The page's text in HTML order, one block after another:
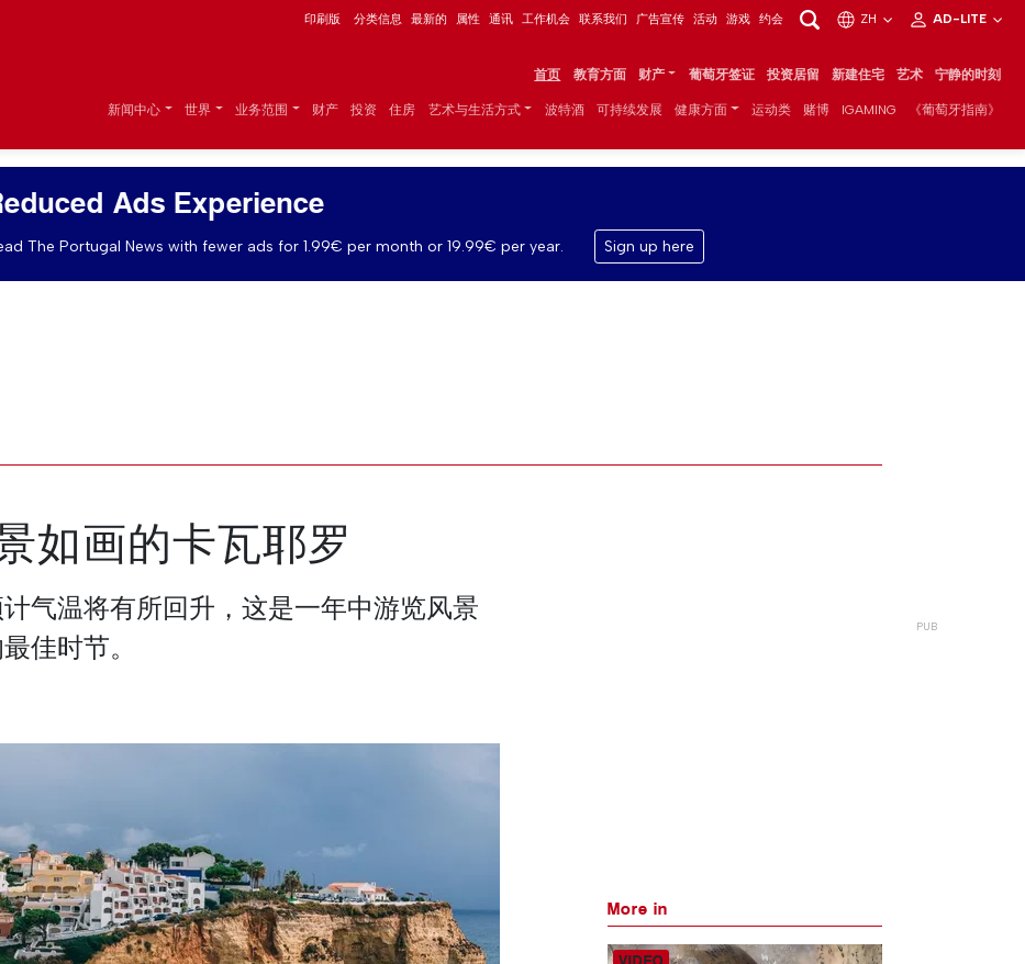
印刷版 分类信息 最新的 属性 通讯 工作机会 联系我们 广告宣传 活动 游戏 约会 ZH AD-LITE
首页 教育方面 财产 葡萄牙签证 投资居留 新建住宅 艺术 宁静的时刻
新闻中心 世界 业务范围 财产 投资 住房 艺术与生活方式 波特酒 可持续发展 健康方面 运动类 赌博 IGAMING 《葡萄牙指南》
Ads Experience
The Portugal News with fewer ads for 1.99€ per month or 19.99€ per year. Sign up here
如画的卡瓦耶罗
气温将有所回升，这是一年中游览风景
佳时节。
More in